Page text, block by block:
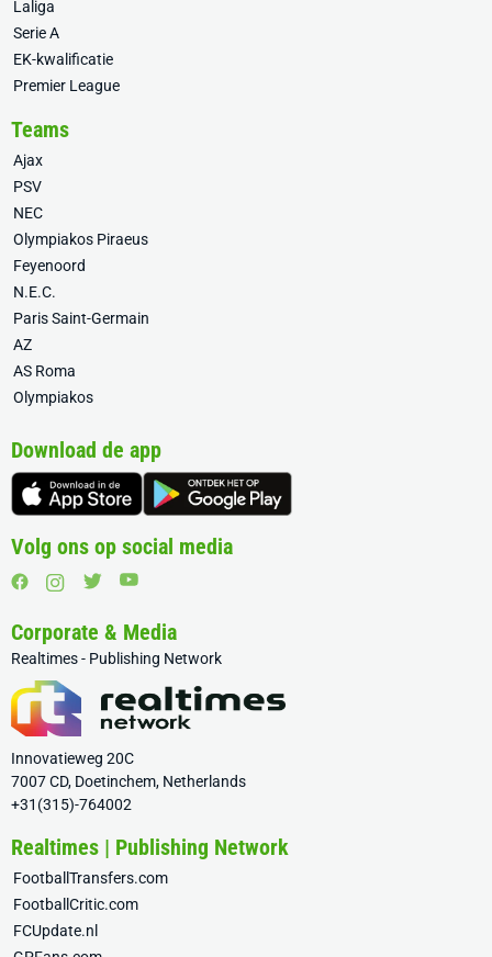
Laliga
Serie A
EK-kwalificatie
Premier League
Teams
Ajax
PSV
NEC
Olympiakos Piraeus
Feyenoord
N.E.C.
Paris Saint-Germain
AZ
AS Roma
Olympiakos
Download de app
Volg ons op social media
Corporate & Media
Realtimes - Publishing Network
Innovatieweg 20C
7007 CD, Doetinchem, Netherlands
+31(315)-764002
Realtimes | Publishing Network
FootballTransfers.com
FootballCritic.com
FCUpdate.nl